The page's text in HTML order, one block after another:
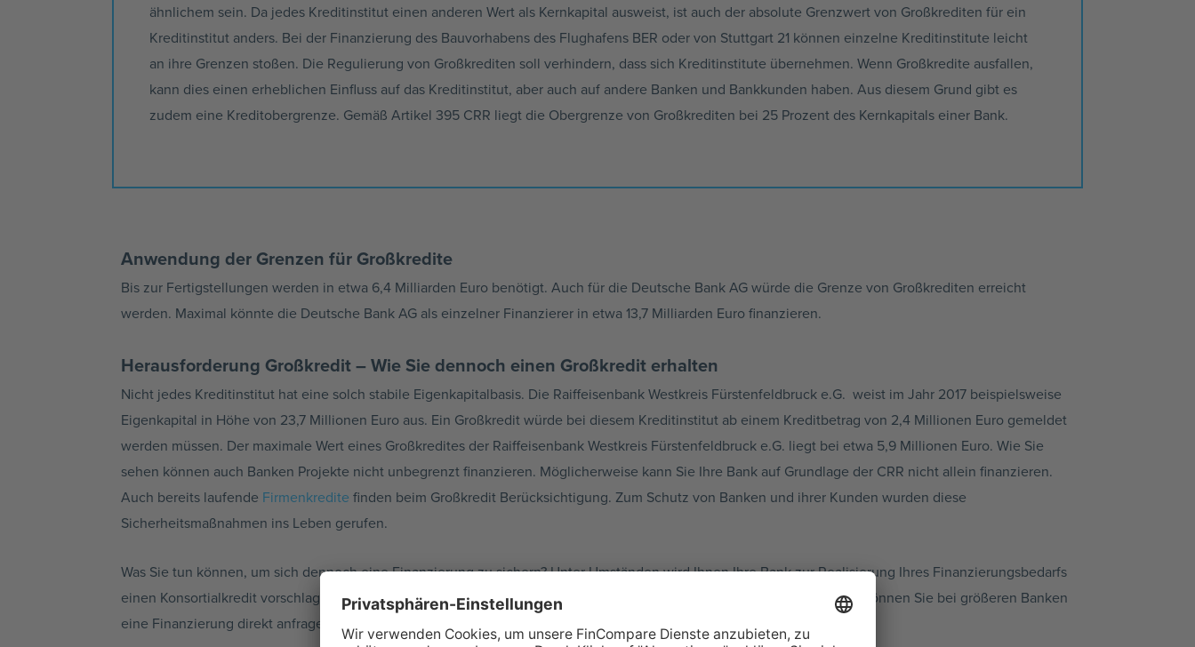
ähnlichem sein. Da jedes Kreditinstitut einen anderen Wert als Kernkapital ausweist, ist auch der absolute Grenzwert von Großkrediten für ein
Kreditinstitut anders. Bei der Finanzierung des Bauvorhabens des Flughafens BER oder von Stuttgart 21 können einzelne Kreditinstitute leicht
an ihre Grenzen stoßen. Die Regulierung von Großkrediten soll verhindern, dass sich Kreditinstitute übernehmen. Wenn Großkredite ausfallen,
kann dies einen erheblichen Einfluss auf das Kreditinstitut, aber auch auf andere Banken und Bankkunden haben. Aus diesem Grund gibt es
zudem eine Kreditobergrenze. Gemäß Artikel 395 CRR liegt die Obergrenze von Großkrediten bei 25 Prozent des Kernkapitals einer Bank.
Anwendung der Grenzen für Großkredite
Bis zur Fertigstellungen werden in etwa 6,4 Milliarden Euro benötigt. Auch für die Deutsche Bank AG würde die Grenze von Großkrediten erreicht
werden. Maximal könnte die Deutsche Bank AG als einzelner Finanzierer in etwa 13,7 Milliarden Euro finanzieren.
Herausforderung Großkredit – Wie Sie dennoch einen Großkredit erhalten
Nicht jedes Kreditinstitut hat eine solch stabile Eigenkapitalbasis. Die Raiffeisenbank Westkreis Fürstenfeldbruck e.G. weist im Jahr 2017 beispielsweise
Eigenkapital in Höhe von 23,7 Millionen Euro aus. Ein Großkredit würde bei diesem Kreditinstitut ab einem Kreditbetrag von 2,4 Millionen Euro gemeldet
werden müssen. Der maximale Wert eines Großkredites der Raiffeisenbank Westkreis Fürstenfeldbruck e.G. liegt bei etwa 5,9 Millionen Euro. Wie Sie
sehen können auch Banken Projekte nicht unbegrenzt finanzieren. Möglicherweise kann Sie Ihre Bank auf Grundlage der CRR nicht allein finanzieren.
Auch bereits laufende Firmenkredite finden beim Großkredit Berücksichtigung. Zum Schutz von Banken und ihrer Kunden wurden diese
Sicherheitsmaßnahmen ins Leben gerufen.
Was Sie tun können, um sich dennoch eine Finanzierung zu sichern? Unter Umständen wird Ihnen Ihre Bank zur Realisierung Ihres Finanzierungsbedarfs
einen Konsortialkredit vorschlagen. Dies ist eine Kooperation mit anderen Geschäftsbanken. Wenn auch dies nicht hilft, können Sie bei größeren Banken
eine Finanzierung direkt anfragen oder möglicherweise auf andere Instrumente der Fremdfinanzierung zurückgreifen.